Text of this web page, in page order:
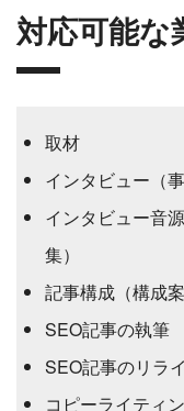
対応可能な
取材
インタビュー（
インタビュー音
集）
記事構成（構成案
SEO記事の執筆
SEO記事のリラ
コピーライティ